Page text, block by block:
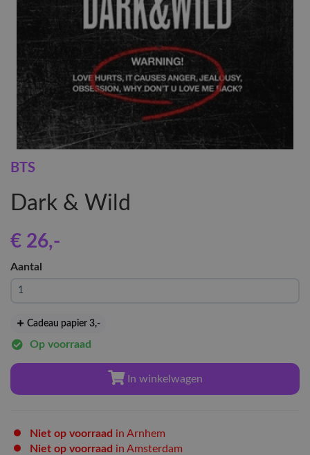
BTS
Dark & Wild
€ 26,-
Aantal
Cadeau papier 3,-
Op voorraad
In winkelwagen
Niet op voorraad in Arnhem
Niet op voorraad in Amsterdam